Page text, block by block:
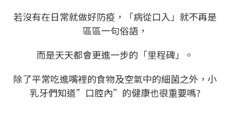
若沒有在日常就做好防疫，「病從口入」就不再是
區區一句俗語，
而是天天都會更進一步的「里程碑」。
除了平常吃進嘴裡的食物及空氣中的細菌之外，小
乳牙們知道”口腔內”的健康也很重要嗎?